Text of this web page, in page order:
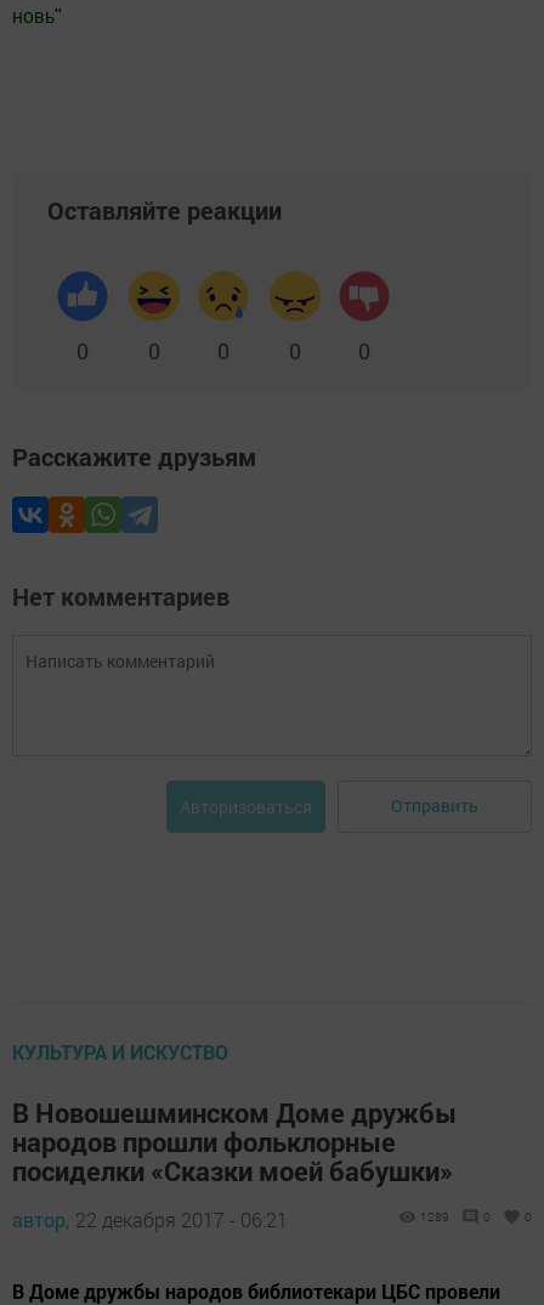
новь"
Оставляйте реакции
0 0 0 0 0
Расскажите друзьям
Нет комментариев
Авторизоваться Отправить
КУЛЬТУРА И ИСКУСТВО
В Новошешминском Доме дружбы
народов прошли фольклорные
посиделки «Сказки моей бабушки»
автор, 22 декабря 2017 - 06:21 1289 0 0
В Доме дружбы народов библиотекари ЦБС провели